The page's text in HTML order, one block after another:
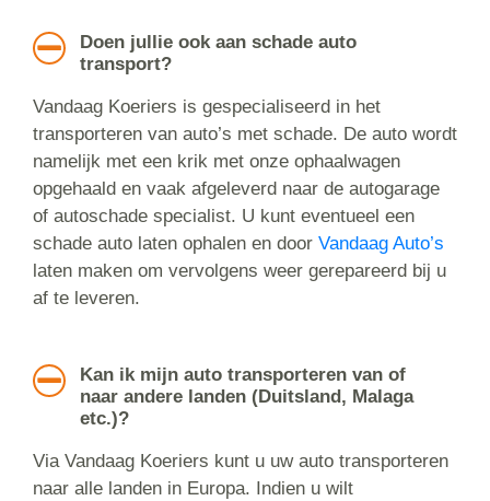
Doen jullie ook aan schade auto
transport?
Vandaag Koeriers is gespecialiseerd in het
transporteren van auto’s met schade. De auto wordt
namelijk met een krik met onze ophaalwagen
opgehaald en vaak afgeleverd naar de autogarage
of autoschade specialist. U kunt eventueel een
schade auto laten ophalen en door Vandaag Auto’s
laten maken om vervolgens weer gerepareerd bij u
af te leveren.
Kan ik mijn auto transporteren van of
naar andere landen (Duitsland, Malaga
etc.)?
Via Vandaag Koeriers kunt u uw auto transporteren
naar alle landen in Europa. Indien u wilt